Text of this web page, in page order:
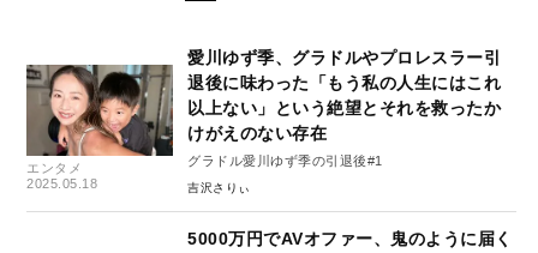
エンタメ
2025.05.18
愛川ゆず季、グラドルやプロレスラー引
退後に味わった「もう私の人生にはこれ
以上ない」という絶望とそれを救ったか
けがえのない存在
グラドル愛川ゆず季の引退後#1
吉沢さりぃ
5000万円でAVオファー、鬼のように届く